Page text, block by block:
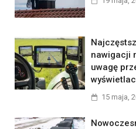
nawigacji
uwagę
15 maja,